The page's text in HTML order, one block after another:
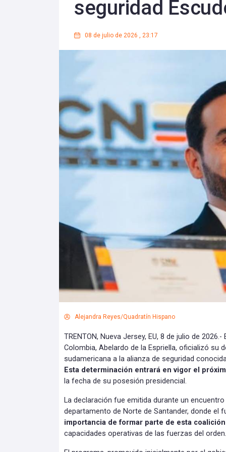
seguridad
08 de julio de 2026 , 23:17
Alejandra Reyes/Quadratín Hispano
TRENTON, Nueva Jersey, EU, 8 de julio de
Colombia, Abelardo de la Espriella, oficializó su
sudamericana a la alianza de seguridad
Esta determinación entrará en vigor el
la fecha de su posesión presidencial.
La declaración fue emitida durante un
departamento de Norte de Santander, donde el
importancia de formar parte de esta
capacidades operativas de las fuerzas del orden.